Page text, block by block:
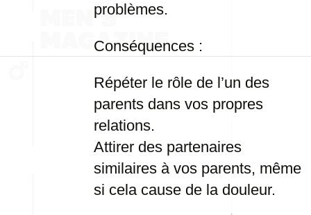
problèmes.
Conséquences :
Répéter le rôle de l’un des
parents dans vos propres
relations.
Attirer des partenaires
similaires à vos parents, même
si cela cause de la douleur.